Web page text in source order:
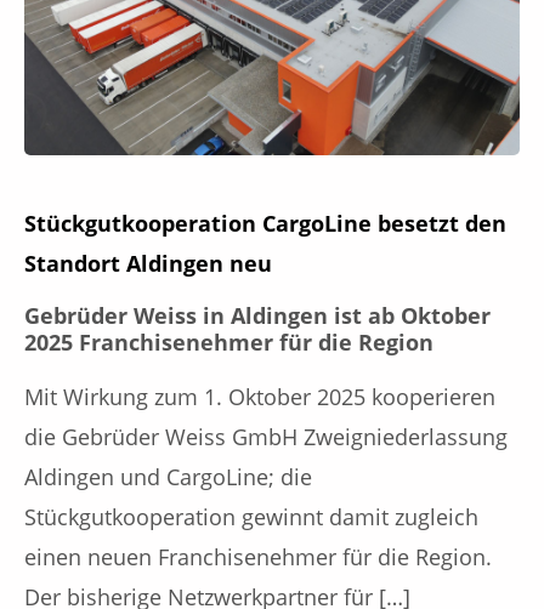
Stückgutkooperation CargoLine besetzt den
Standort Aldingen neu
Gebrüder Weiss in Aldingen ist ab Oktober
2025 Franchisenehmer für die Region
Mit Wirkung zum 1. Oktober 2025 kooperieren
die Gebrüder Weiss GmbH Zweigniederlassung
Aldingen und CargoLine; die
Stückgutkooperation gewinnt damit zugleich
einen neuen Franchisenehmer für die Region.
Der bisherige Netzwerkpartner für […]